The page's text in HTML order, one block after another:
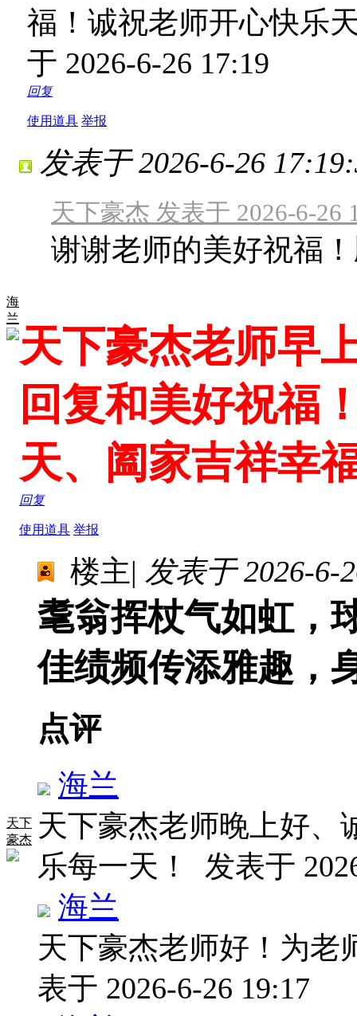
福！诚祝老师开心快乐
于 2026-6-26 17:19
回复
使用道具 举报
海
兰
发表于 2026-6-26
天下豪杰 发表于 2026-6-26
谢谢老师的美好祝福
天下豪杰老师早
回复和美好祝福
天、阖家吉祥幸
回复
使用道具 举报
天下
豪杰
楼主| 发表于 2026-6-
耄翁挥杖气如虹，
佳绩频传添雅趣，
点评
海兰
天下豪杰老师晚上好、
乐每一天！ 发表于
海兰
天下豪杰老师好！为
表于 2026-6-26 19:17